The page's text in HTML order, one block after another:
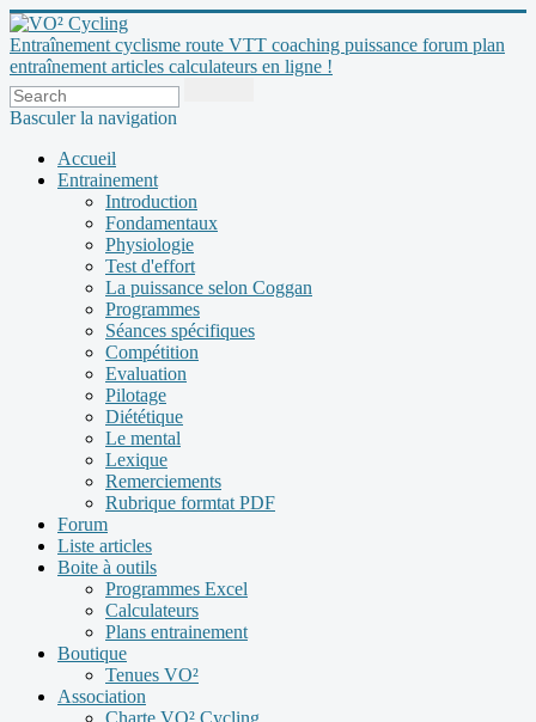
Entraînement cyclisme route VTT coaching puissance forum plan
entraînement articles calculateurs en ligne !
Basculer la navigation
Accueil
Entrainement
Introduction
Fondamentaux
Physiologie
Test d'effort
La puissance selon Coggan
Programmes
Séances spécifiques
Compétition
Evaluation
Pilotage
Diététique
Le mental
Lexique
Remerciements
Rubrique formtat PDF
Forum
Liste articles
Boite à outils
Programmes Excel
Calculateurs
Plans entrainement
Boutique
Tenues VO²
Association
Charte VO² Cycling